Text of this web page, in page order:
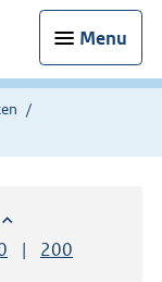
Menu
op:
aflopend
pagina
per pagina
resultaten per
Toon
200